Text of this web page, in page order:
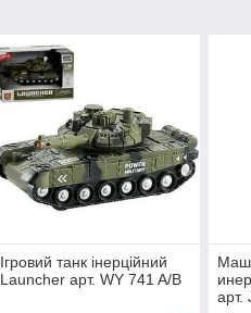
Ігровий танк інерційний
Launcher арт. WY 741 A/B
арт.